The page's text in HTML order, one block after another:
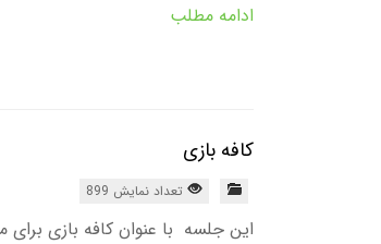
ادامه مطلب
کافه بازی
تعداد نمایش 899